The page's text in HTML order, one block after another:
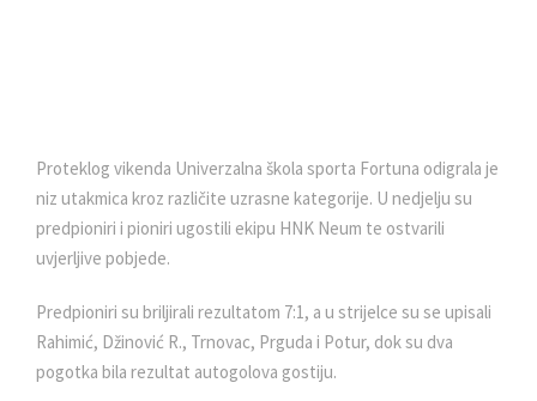
Proteklog vikenda Univerzalna škola sporta Fortuna odigrala je
niz utakmica kroz različite uzrasne kategorije. U nedjelju su
predpioniri i pioniri ugostili ekipu HNK Neum te ostvarili
uvjerljive pobjede.
Predpioniri su briljirali rezultatom 7:1, a u strijelce su se upisali
Rahimić, Džinović R., Trnovac, Prguda i Potur, dok su dva
pogotka bila rezultat autogolova gostiju.